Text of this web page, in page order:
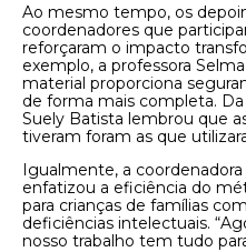
Ao mesmo tempo, os
coordenadores que
reforçaram o impacto
exemplo, a professora
material proporciona
de forma mais completa.
Suely Batista lembrou que
tiveram foram as que
Igualmente, a
enfatizou a eficiência do
para crianças de famílias
deficiências intelectuais.
nosso trabalho tem tudo